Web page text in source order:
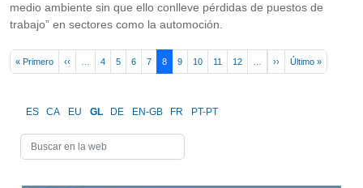
medio ambiente sin que ello conlleve pérdidas de puestos de
trabajo” en sectores como la automoción.
Pagination
« PrimeroFirst page
‹‹ Previous page
4 5 6 7 8 9 10 11 12 ››Next page
Último »Last page
ES CA EU GL DE EN-GB FR PT-PT